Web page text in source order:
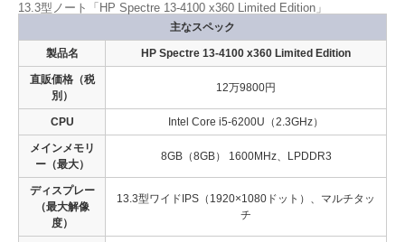
13.3型ノート「HP Spectre 13-4100 x360 Limited Edition」
主なスペック
製品名 HP Spectre 13-4100 x360 Limited Edition
直販価格（税
別）
12万9800円
CPU Intel Core i5-6200U（2.3GHz）
メインメモリ
ー（最大）
8GB（8GB） 1600MHz、LPDDR3
ディスプレー
（最大解像
度）
13.3型ワイドIPS（1920×1080ドット）、マルチタッ
チ